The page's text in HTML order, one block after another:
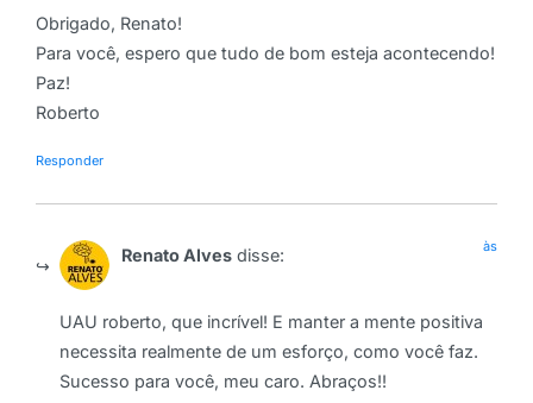
Obrigado, Renato!
Para você, espero que tudo de bom esteja acontecendo!
Paz!
Roberto
Responder
Renato Alves disse: às
UAU roberto, que incrível! E manter a mente positiva
necessita realmente de um esforço, como você faz.
Sucesso para você, meu caro. Abraços!!